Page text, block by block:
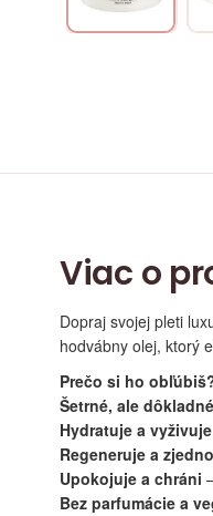
Viac o
Dopraj svojej pleti
hodvábny olej, ktorý
Prečo si ho
Šetrné, ale
Hydratuje a vyživuje
Regeneruje a
Upokojuje a chráni
Bez parfumácie a